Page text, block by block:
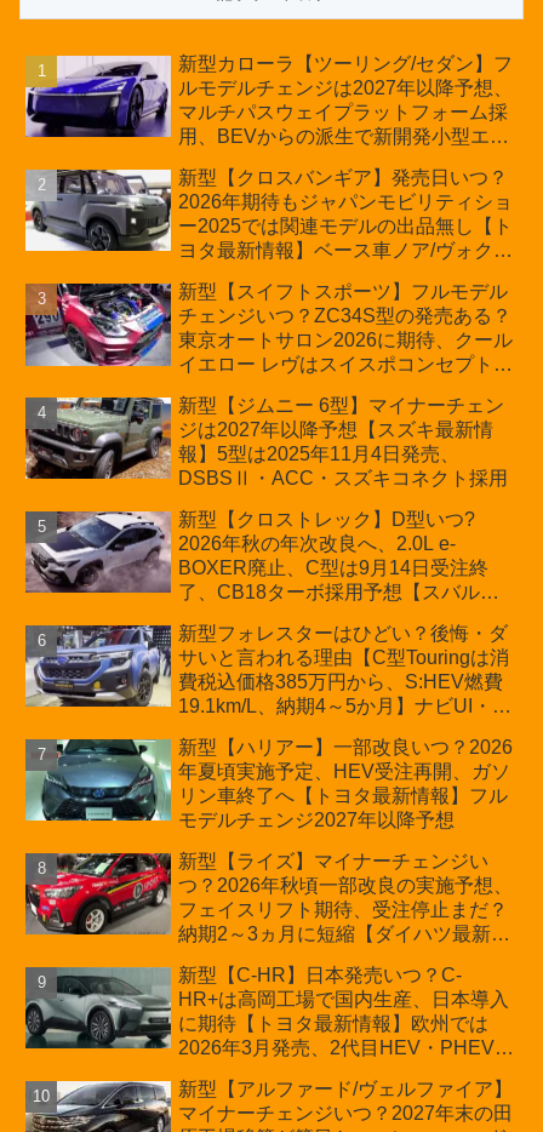
新型カローラ【ツーリング/セダン】フ
ルモデルチェンジは2027年以降予想、
マルチパスウェイプラットフォーム採
用、BEVからの派生で新開発小型エン
の採用は無しか【トヨタ最新情報】60
周年記念車発売
新型【クロスバンギア】発売日いつ？
2026年期待もジャパンモビリティショ
ー2025では関連モデルの出品無し【ト
ヨタ最新情報】ベース車ノア/ヴォクシ
ほか「コア」と「ツール」、デリカ
D:5対抗のクロスオーバーSUVミニバ
ン
新型【スイフトスポーツ】フルモデル
チェンジいつ？ZC34S型の発売ある？
東京オートサロン2026に期待、クール
イエロー レヴはスイスポコンセプト
プが争点【スズキ最新情報】特別仕様
車「ZC33S Final Edition」終了
新型【ジムニー 6型】マイナーチェン
ジは2027年以降予想【スズキ最新情
報】5型は2025年11月4日発売、
DSBSⅡ・ACC・スズキコネクト採用
新型【クロストレック】D型いつ?
2026年秋の年次改良へ、2.0L e-
BOXER廃止、C型は9月14日受注終
了、CB18ターボ採用予想【スバル最
新型フォレスターはひどい？後悔・ダ
サいと言われる理由【C型Touringは消
費税込価格385万円から、S:HEV燃費
19.1km/L、納期4～5か月】ナビUI・冬
カーオブザイヤーとJNCAP大賞受賞後
も残る注意点
新型【ハリアー】一部改良いつ？2026
年夏頃実施予定、HEV受注再開、ガソ
リン車終了へ【トヨタ最新情報】フル
モデルチェンジ2027年以降予想
新型【ライズ】マイナーチェンジい
つ？2026年秋頃一部改良の実施予想、
フェイスリフト期待、受注停止まだ？
納期2～3ヵ月に短縮【ダイハツ最新情
180.07～244.2万円、値上げ約8～10万
円、法規対応、ハイブリッド4WD追加
まだ、フルモデルチェンジはトヨタが
介入か
新型【C-HR】日本発売いつ？C-
HR+は高岡工場で国内生産、日本導入
に期待【トヨタ最新情報】欧州では
2026年3月発売、2代目HEV・PHEVは
新型【アルファード/ヴェルファイア】
マイナーチェンジいつ？2027年末の田